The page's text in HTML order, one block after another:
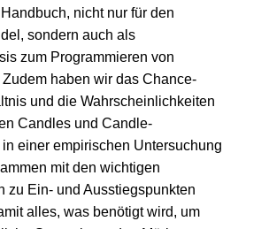
nicht nur für den
sondern auch als
zum Programmieren von
haben wir das Chance-
und die Wahrscheinlichkeiten
Candles und Candle-
einer empirischen Untersuchung
mit den wichtigen
zu Ein- und Ausstiegspunkten
alles, was benötigt wird, um